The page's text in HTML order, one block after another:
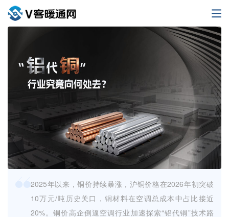
2025年以来，铜价持续暴涨，沪铜价格在2026年初突破
10万元/吨历史关口，铜材料在空调总成本中占比接近
20%。铜价高企倒逼空调行业加速探索“铝代铜”技术路